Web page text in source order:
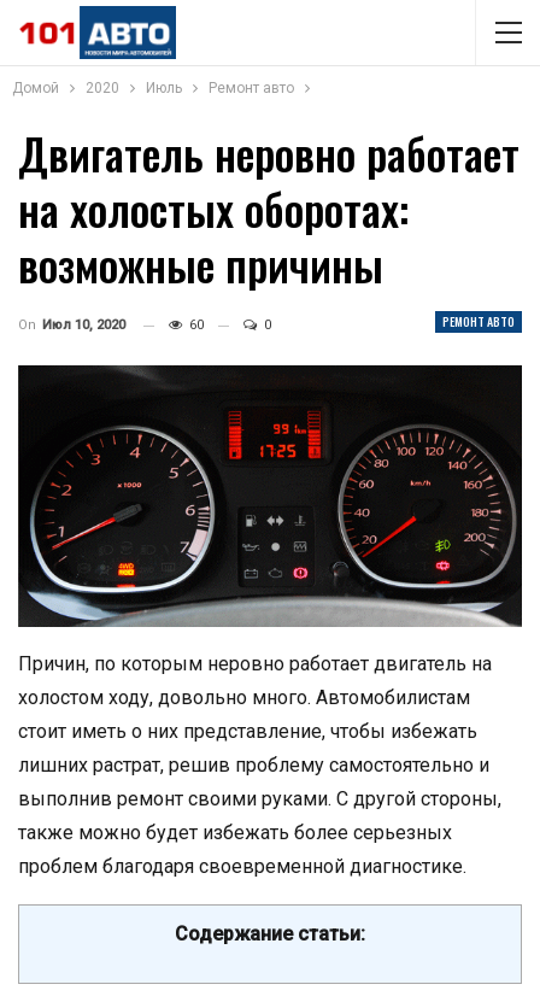
Домой 2020 Июль Ремонт авто
Двигатель неровно работает
на холостых оборотах:
возможные причины
РЕМОНТ АВТО
On Июл 10, 2020 60 0
Причин, по которым неровно работает двигатель на
холостом ходу, довольно много. Автомобилистам
стоит иметь о них представление, чтобы избежать
лишних растрат, решив проблему самостоятельно и
выполнив ремонт своими руками. С другой стороны,
также можно будет избежать более серьезных
проблем благодаря своевременной диагностике.
Содержание статьи: